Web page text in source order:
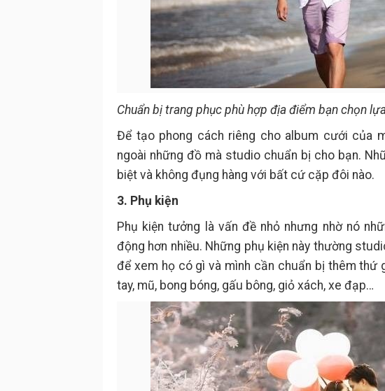
Chuẩn bị trang phục phù hợp địa điểm bạn chọn
Để tạo phong cách riêng cho album cưới của
ngoài những đồ mà studio chuẩn bị cho bạn.
biệt và không đụng hàng với bất cứ cặp đôi nào.
3. Phụ kiện
Phụ kiện tưởng là vấn đề nhỏ nhưng nhờ nó
động hơn nhiều. Những phụ kiện này thường
để xem họ có gì và mình cần chuẩn bị thêm thứ
tay, mũ, bong bóng, gấu bông, giỏ xách, xe đạp…